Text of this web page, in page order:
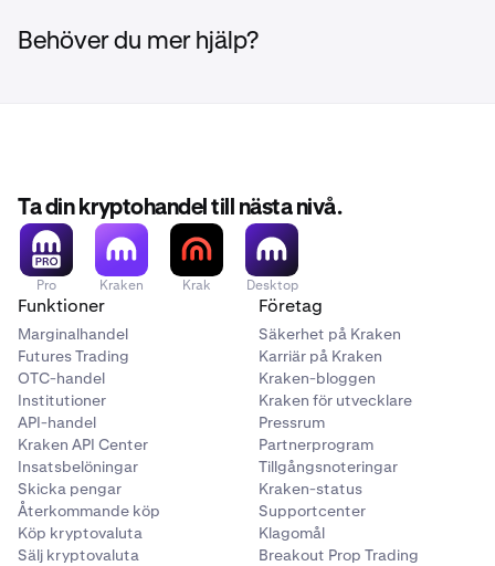
kontantutdelning kommer ditt xStocks-saldo att öka för
•
Du får större exponering mot aktien. Ditt
tokeniserade saldo ökar för att återspegla
utdelningen, precis som om du hade återinvesterat
den automatiskt.
Behöver du mer hjälp?
Ta din kryptohandel till nästa nivå.
Pro Kraken Krak Desktop
Funktioner
Marginalhandel
Futures Trading
OTC-handel
Institutioner
API-handel
Kraken API Center
Insatsbelöningar
Skicka pengar
Återkommande köp
Köp kryptovaluta
Sälj kryptovaluta
Företag
Säkerhet på Kraken
Karriär på Kraken
Kraken-bloggen
Kraken för utvecklare
Pressrum
Partnerprogram
Tillgångsnoteringar
Kraken-status
Supportcenter
Klagomål
Breakout Prop Trading